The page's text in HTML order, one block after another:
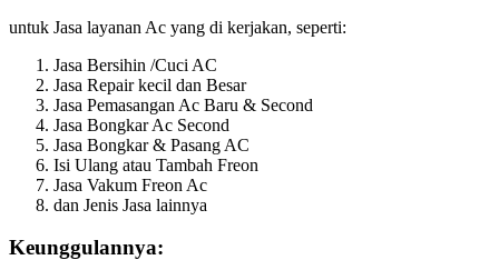
untuk Jasa layanan Ac yang di kerjakan, seperti:
Jasa Bersihin /Cuci AC
Jasa Repair kecil dan Besar
Jasa Pemasangan Ac Baru & Second
Jasa Bongkar Ac Second
Jasa Bongkar & Pasang AC
Isi Ulang atau Tambah Freon
Jasa Vakum Freon Ac
dan Jenis Jasa lainnya
Keunggulannya: